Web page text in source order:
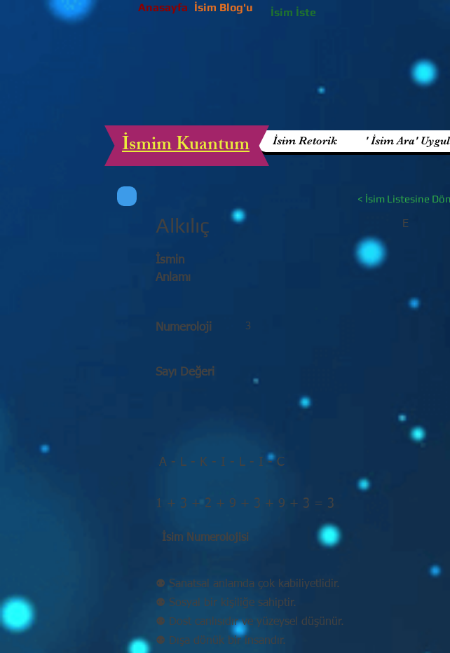
Anasayfa İsim Blog'u İsim İste
İsim Retorik ' İsim Ara'
İsmim Kuantum
< İsim Listesine Dön
Alkılıç E
İsmin
Anlamı
Numeroloji 3
Sayı Değeri
A - L - K - I - L - I - C
1 + 3 + 2 + 9 + 3 + 9 + 3 = 3
İsim Numerolojisi
⚉ Sanatsal anlamda çok kabiliyetlidir.
⚉ Sosyal bir kişiliğe sahiptir.
⚉ Dost canlısıdır ve yüzeysel düşünür.
⚉ Dışa dönük bir insandır.